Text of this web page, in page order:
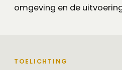
omgeving en de
TOELICHTING